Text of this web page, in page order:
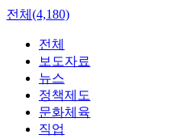
전체(4,180)
전체
보도자료
뉴스
정책제도
문화체육
직업